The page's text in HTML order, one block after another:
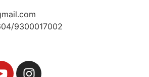
9300017002